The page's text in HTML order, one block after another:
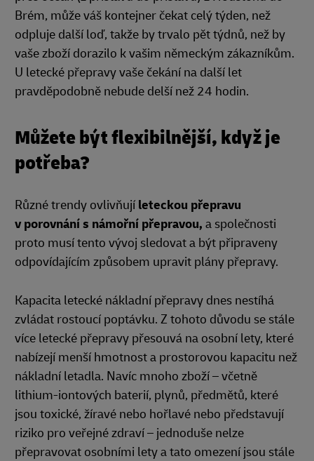
Brém, může váš kontejner čekat celý týden, než
odpluje další loď, takže by trvalo pět týdnů, než by
vaše zboží dorazilo k vašim německým zákazníkům.
U letecké přepravy vaše čekání na další let
pravděpodobně nebude delší než 24 hodin.
Můžete být flexibilnější, když je
potřeba?
Různé trendy ovlivňují leteckou přepravu
v porovnání s námořní přepravou, a společnosti
proto musí tento vývoj sledovat a být připraveny
odpovídajícím způsobem upravit plány přepravy.
Kapacita letecké nákladní přepravy dnes nestíhá
zvládat rostoucí poptávku. Z tohoto důvodu se stále
více letecké přepravy přesouvá na osobní lety, které
nabízejí menší hmotnost a prostorovou kapacitu než
nákladní letadla. Navíc mnoho zboží – včetně
lithium-iontových baterií, plynů, předmětů, které
jsou toxické, žíravé nebo hořlavé nebo představují
riziko pro veřejné zdraví – jednoduše nelze
přepravovat osobními lety a tato omezení jsou stále